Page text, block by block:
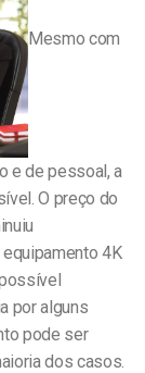
Mesmo com
e de pessoal, a
O preço do
4K
por alguns
pode ser
dos casos.